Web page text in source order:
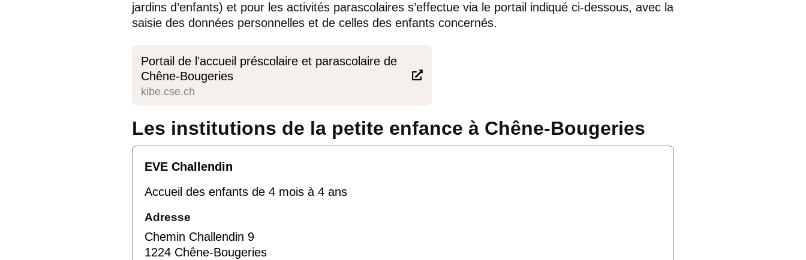
jardins d’enfants) et pour les activités parascolaires s’effectue via le portail indiqué ci‑dessous, avec la
saisie des données personnelles et de celles des enfants concernés.

Portail de l'accueil préscolaire et parascolaire de
Chêne-Bougeries
kibe.cse.ch
Les institutions de la petite enfance à Chêne-Bougeries
EVE Challendin
Accueil des enfants de 4 mois à 4 ans
Adresse
Chemin Challendin 9
1224 Chêne-Bougeries